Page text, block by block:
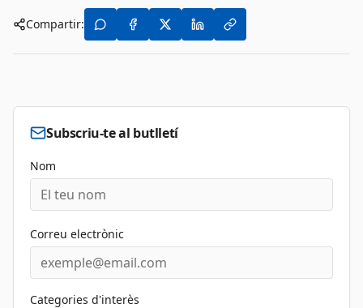
Compartir:
Subscriu-te al butlletí
Nom
Correu electrònic
Categories d'interès